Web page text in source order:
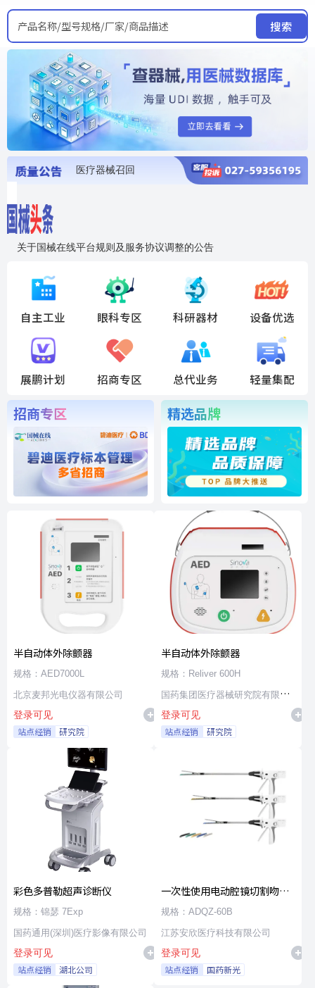
产品名称/型号规格/厂家/商品描述 搜索
医疗器械召回
关于国械在线平台规则及服务协议调整的公告
国药创研AED开启全国招商
自主工业 眼科专区 科研器材 设备优选
展鹏计划 招商专区 总代业务 轻量集配
招商专区 精选品牌
半自动体外除颤器
规格：AED7000L
北京麦邦光电仪器有限公司
登录可见
站点经销 研究院
半自动体外除颤器
规格：Reliver 600H
国药集团医疗器械研究院有限公
司
登录可见
站点经销 研究院
彩色多普勒超声诊断仪
规格：锦瑟 7Exp
国药通用(深圳)医疗影像有限公司
登录可见
站点经销 湖北公司
一次性使用电动腔镜切割吻合
器及组件
规格：ADQZ-60B
江苏安欣医疗科技有限公司
登录可见
站点经销 国药新光